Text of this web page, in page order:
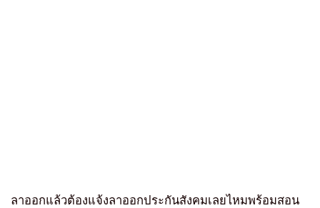
ลาออกแล้วต้องแจ้งลาออกประกันสังคมเลยไหมพร้อมสอน